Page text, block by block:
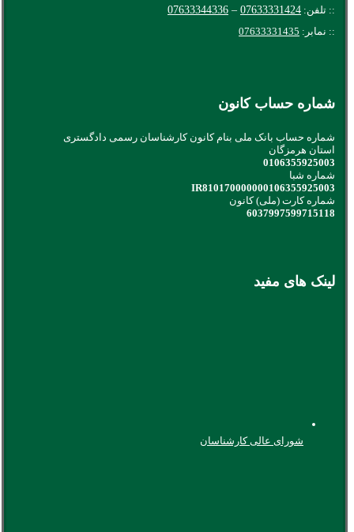
:: تلفن: 07633331424
–
07633344336
:: نمابر: 07633331435
شماره حساب کانون
شماره حساب بانک ملی بنام کانون کارشناسان رسمی دادگستری
استان هرمزگان
0106355925003
شماره شبا
IR810170000000106355925003
شماره کارت (ملی) کانون
6037997599715118
لینک های مفید
شورای عالی کارشناسان